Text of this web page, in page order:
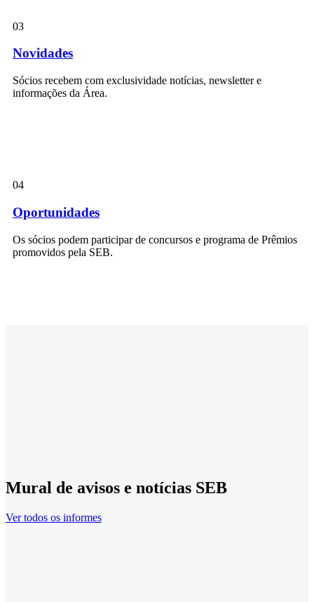
03
Novidades
Sócios recebem com exclusividade notícias, newsletter e
informações da Área.
04
Oportunidades
Os sócios podem participar de concursos e programa de Prêmios
promovidos pela SEB.
Mural de avisos e notícias SEB
Ver todos os informes